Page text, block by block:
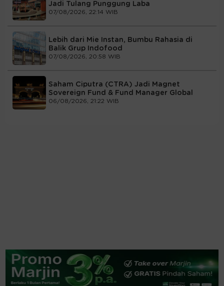
Jadi Tulang Punggung Laba
07/08/2026, 22:14 WIB
Lebih dari Mie Instan, Bumbu Rahasia di
Balik Grup Indofood
07/08/2026, 20:58 WIB
Saham Ciputra (CTRA) Jadi Magnet
Sovereign Fund & Fund Manager Global
06/08/2026, 21:22 WIB